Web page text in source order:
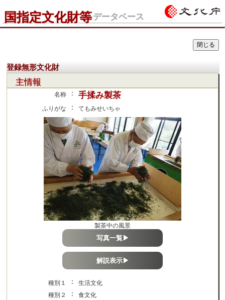
国指定文化財等データベース
登録無形文化財
主情報
名称 ： 手揉み製茶
ふりがな ： てもみせいちゃ
製茶中の風景
写真一覧▶
解説表示▶
種別１ ：
生活文化
種別２
：
食文化